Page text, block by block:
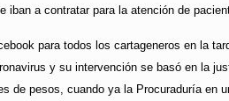
a contratar para la atención de
para todos los cartageneros en la
y su intervención se basó en la
de pesos, cuando ya la Procuraduría en